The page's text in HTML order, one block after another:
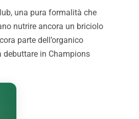
una pura formalità che
nutrire ancora un briciolo
parte dell’organico
in Champions
Strefezza è rosanero: il
comunicato